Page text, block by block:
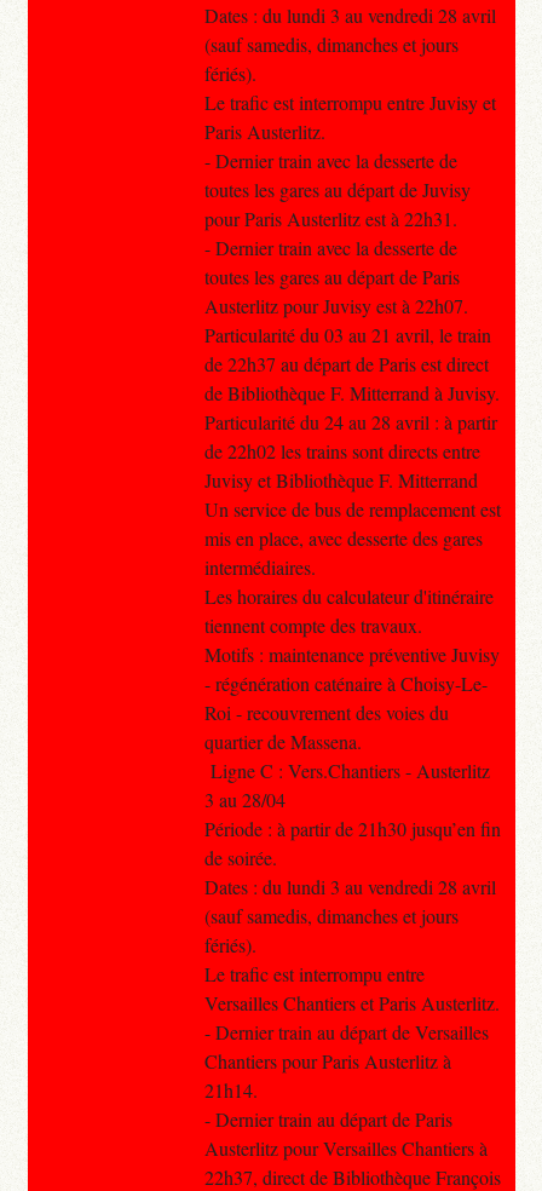
Dates : du lundi 3 au vendredi 28 avril
(sauf samedis, dimanches et jours
fériés).
Le trafic est interrompu entre Juvisy et
Paris Austerlitz.
- Dernier train avec la desserte de
toutes les gares au départ de Juvisy
pour Paris Austerlitz est à 22h31.
- Dernier train avec la desserte de
toutes les gares au départ de Paris
Austerlitz pour Juvisy est à 22h07.
Particularité du 03 au 21 avril, le train
de 22h37 au départ de Paris est direct
de Bibliothèque F. Mitterrand à Juvisy.
Particularité du 24 au 28 avril : à partir
de 22h02 les trains sont directs entre
Juvisy et Bibliothèque F. Mitterrand
Un service de bus de remplacement est
mis en place, avec desserte des gares
intermédiaires.
Les horaires du calculateur d'itinéraire
tiennent compte des travaux.
Motifs : maintenance préventive Juvisy
- régénération caténaire à Choisy-Le-
Roi - recouvrement des voies du
quartier de Massena.
Ligne C : Vers.Chantiers - Austerlitz
3 au 28/04
Période : à partir de 21h30 jusqu’en fin
de soirée.
Dates : du lundi 3 au vendredi 28 avril
(sauf samedis, dimanches et jours
fériés).
Le trafic est interrompu entre
Versailles Chantiers et Paris Austerlitz.
- Dernier train au départ de Versailles
Chantiers pour Paris Austerlitz à
21h14.
- Dernier train au départ de Paris
Austerlitz pour Versailles Chantiers à
22h37, direct de Bibliothèque François